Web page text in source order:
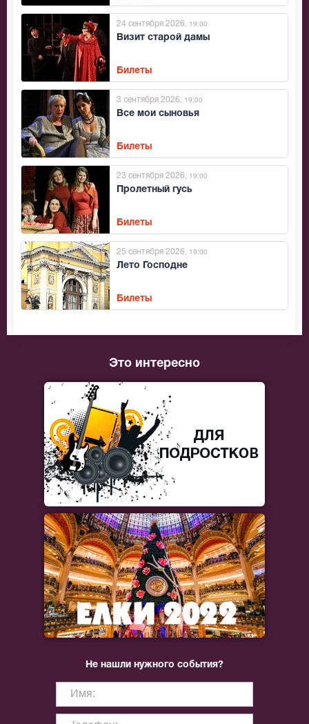
Визит старой дамы
24 сентября 2026 , 19:00
Билеты
Все мои сыновья
3 сентября 2026 , 19:00
Билеты
Пролетный гусь
23 сентября 2026 , 19:00
Билеты
Лето Господне
25 сентября 2026 , 19:00
Билеты
Это интересно
Не нашли нужного события?